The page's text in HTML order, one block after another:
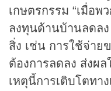
เกษตรกรรม “เมื่อพ
ลงทุนด้านบ้านลดล
สิ่ง เช่น การใช้จ่าย
ต้องการลดลง ส่งผ
เหตุนี้การเติบโตทา